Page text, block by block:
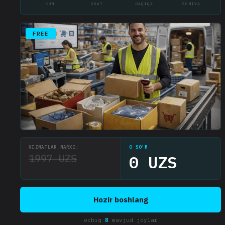
KUN SOAT DAQIQA SONIYA
FREE
XIZMATLAR NARXI:
1997 UZS
0 SO'M
0 UZS
Hozir boshlang
ochiq 8 mavjud joylar